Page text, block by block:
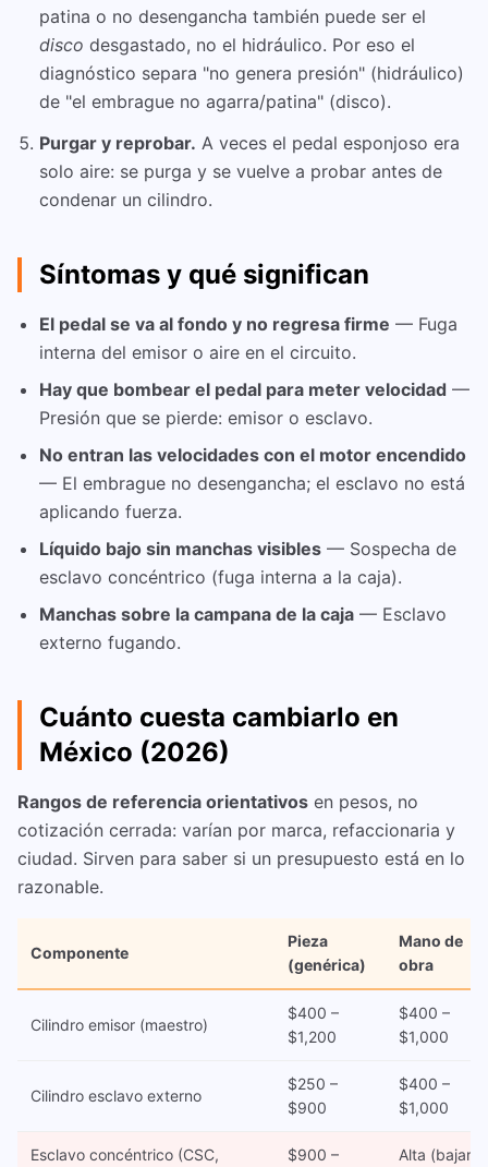
patina o no desengancha también puede ser el
disco desgastado, no el hidráulico. Por eso el
diagnóstico separa "no genera presión" (hidráulico)
de "el embrague no agarra/patina" (disco).
Purgar y reprobar. A veces el pedal esponjoso era
solo aire: se purga y se vuelve a probar antes de
condenar un cilindro.
Síntomas y qué significan
El pedal se va al fondo y no regresa firme — Fuga
interna del emisor o aire en el circuito.
Hay que bombear el pedal para meter velocidad —
Presión que se pierde: emisor o esclavo.
No entran las velocidades con el motor encendido
— El embrague no desengancha; el esclavo no está
aplicando fuerza.
Líquido bajo sin manchas visibles — Sospecha de
esclavo concéntrico (fuga interna a la caja).
Manchas sobre la campana de la caja — Esclavo
externo fugando.
Cuánto cuesta cambiarlo en
México (2026)
Rangos de referencia orientativos en pesos, no
cotización cerrada: varían por marca, refaccionaria y
ciudad. Sirven para saber si un presupuesto está en lo
razonable.
Componente
Pieza
(genérica)
Mano de
obra
Cilindro emisor (maestro)
$400 –
$1,200
$400 –
$1,000
Cilindro esclavo externo
$250 –
$900
$400 –
$1,000
Esclavo concéntrico (CSC, $900 – Alta (bajar la